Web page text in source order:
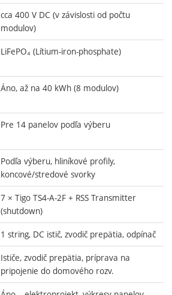
cca 400 V DC (v závislosti od počtu
modulov)
LiFePO₄ (Lítium-iron-phosphate)
Áno, až na 40 kWh (8 modulov)
Pre 14 panelov podľa výberu
Podľa výberu, hliníkové profily,
koncové/stredové svorky
7 × Tigo TS4-A-2F + RSS Transmitter
(shutdown)
1 string, DC istič, zvodič prepätia, odpínač
Ističe, zvodič prepätia, príprava na
pripojenie do domového rozv.